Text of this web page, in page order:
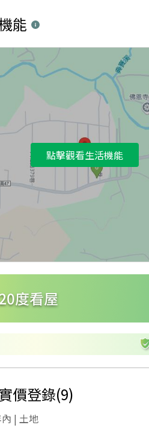
能
點擊觀看生活機能
價登錄(9)
| 土地